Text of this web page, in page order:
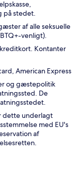
på stedet.
af alle seksuelle
venligt).
Kontanter
American Express
og gæstepolitik
De
dette underlagt
med EU's
af